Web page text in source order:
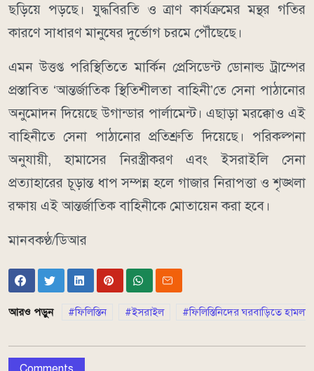
ছড়িয়ে পড়ছে। যুদ্ধবিরতি ও ত্রাণ কার্যক্রমের মন্থর গতির
কারণে সাধারণ মানুষের দুর্ভোগ চরমে পৌঁছেছে।
এমন উত্তপ্ত পরিস্থিতিতে মার্কিন প্রেসিডেন্ট ডোনাল্ড ট্রাম্পের
প্রস্তাবিত ‘আন্তর্জাতিক স্থিতিশীলতা বাহিনী’তে সেনা পাঠানোর
অনুমোদন দিয়েছে উগান্ডার পার্লামেন্ট। এছাড়া মরক্কোও এই
বাহিনীতে সেনা পাঠানোর প্রতিশ্রুতি দিয়েছে। পরিকল্পনা
অনুযায়ী, হামাসের নিরস্ত্রীকরণ এবং ইসরাইলি সেনা
প্রত্যাহারের চূড়ান্ত ধাপ সম্পন্ন হলে গাজার নিরাপত্তা ও শৃঙ্খলা
রক্ষায় এই আন্তর্জাতিক বাহিনীকে মোতায়েন করা হবে।
মানবকণ্ঠ/ডিআর
আরও পড়ুন ফিলিস্তিন ইসরাইল ফিলিস্তিনিদের ঘরবাড়িতে হামলা